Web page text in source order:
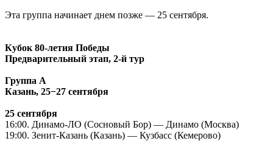
Эта группа начинает днем позже — 25 сентября.
Кубок 80-летия Победы
Предварительный этап, 2-й тур
Группа А
Казань, 25−27 сентября
25 сентября
16:00. Динамо-ЛО (Сосновый Бор) — Динамо (Москва)
19:00. Зенит-Казань (Казань) — Кузбасс (Кемерово)